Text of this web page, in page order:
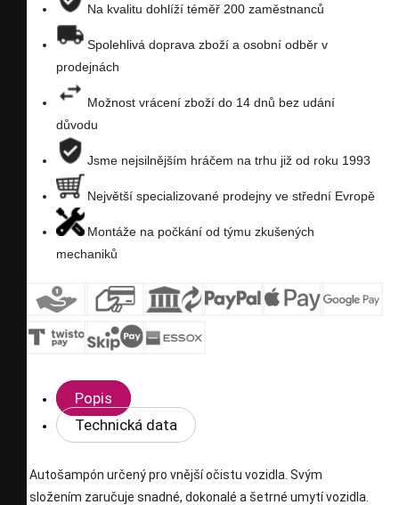
seznam
Na kvalitu dohlíží téměř 200 zaměstnanců
Spolehlivá doprava zboží a osobní odběr v
prodejnách
Možnost vrácení zboží do 14 dnů bez udání
důvodu
Jsme nejsilnějším hráčem na trhu již od roku 1993
Největší specializované prodejny ve střední Evropě
Montáže na počkání od týmu zkušených
mechaniků
Popis
Technická data
Autošampón určený pro vnější očistu vozidla. Svým
složením zaručuje snadné, dokonalé a šetrné umytí vozidla.